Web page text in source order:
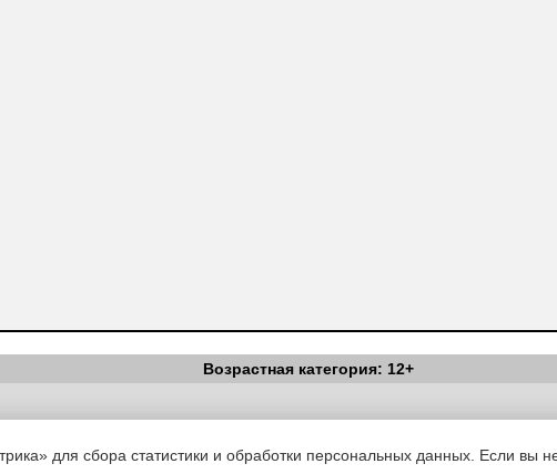
Возрастная категория: 12+
(c) |Вестник Педагога|Об издании|Условия|Политика
для сбора статистики и обработки персональных данных. Если вы